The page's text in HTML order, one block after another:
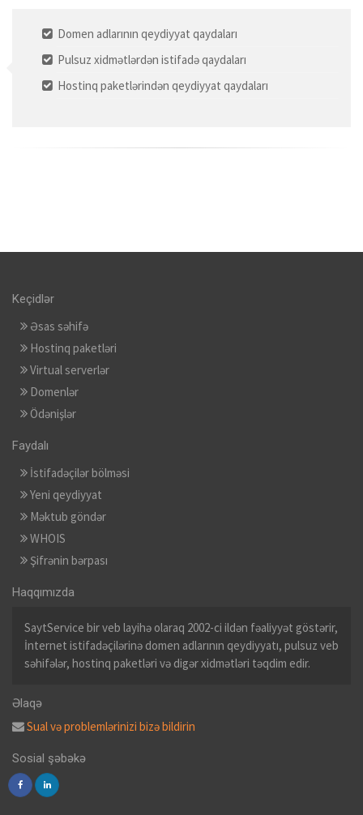
Domen adlarının qeydiyyat qaydaları
Pulsuz xidmətlərdən istifadə qaydaları
Hostinq paketlərindən qeydiyyat qaydaları
Keçidlər
Əsas səhifə
Hostinq paketləri
Virtual serverlər
Domenlər
Ödənişlər
Faydalı
İstifadəçilər bölməsi
Yeni qeydiyyat
Məktub göndər
WHOIS
Şifrənin bərpası
Haqqımızda
SaytService bir veb layihə olaraq 2002-ci ildən fəaliyyət göstərir,
İnternet istifadəçilərinə domen adlarının qeydiyyatı, pulsuz veb
səhifələr, hostinq paketləri və digər xidmətləri təqdim edir.
Əlaqə
Sual və problemlərinizi bizə bildirin
Sosial şəbəkə